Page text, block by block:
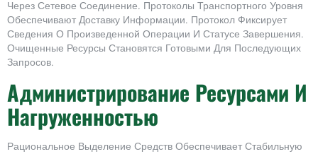
Через Сетевое Соединение. Протоколы Транспортного Уровня
Обеспечивают Доставку Информации. Протокол Фиксирует
Сведения О Произведенной Операции И Статусе Завершения.
Очищенные Ресурсы Становятся Готовыми Для Последующих
Запросов.
Администрирование Ресурсами И
Нагруженностью
Рациональное Выделение Средств Обеспечивает Стабильную